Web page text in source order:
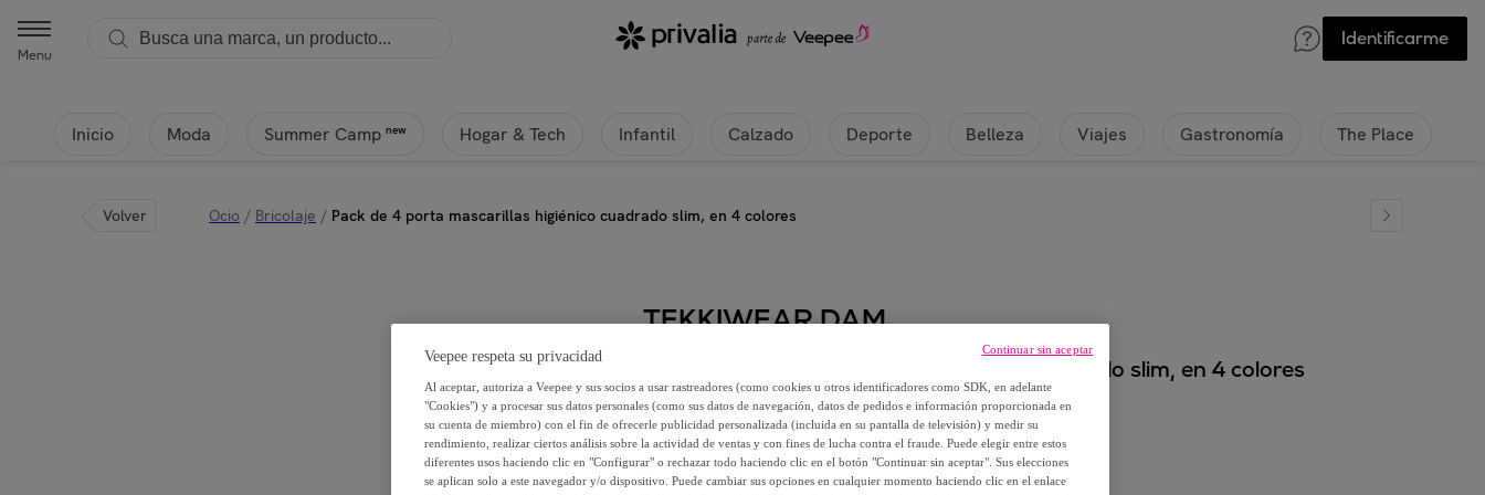
Menu
Identificarme
Inicio Moda Summer Camp new Hogar & Tech Infantil Calzado Deporte Belleza Viajes Gastronomía The Place
Volver Ocio / Bricolaje / Pack de 4 porta mascarillas higiénico cuadrado slim, en 4 colores
TEKKIWEAR DAM
Pack de 4 porta mascarillas higiénico cuadrado slim, en 4 colores
6,99 €
29,00 €
Veepee respeta su privacidad
Al aceptar, autoriza a Veepee y sus socios a usar rastreadores (como cookies u otros identificadores como SDK, en adelante
"Cookies") y a procesar sus datos personales (como sus datos de navegación, datos de pedidos e información proporcionada en
su cuenta de miembro) con el fin de ofrecerle publicidad personalizada (incluida en su pantalla de televisión) y medir su
rendimiento, realizar ciertos análisis sobre la actividad de ventas y con fines de lucha contra el fraude. Puede elegir entre estos
diferentes usos haciendo clic en "Configurar" o rechazar todo haciendo clic en el botón "Continuar sin aceptar". Sus elecciones
se aplican solo a este navegador y/o dispositivo. Puede cambiar sus opciones en cualquier momento haciendo clic en el enlace
Continuar sin aceptar